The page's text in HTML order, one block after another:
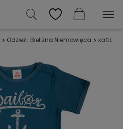
Odzież i Bielizna Niemowlęca